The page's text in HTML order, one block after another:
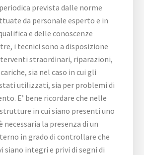
prevista dalle norme
da personale esperto e in
e delle conoscenze
i tecnici sono a disposizione
straordinari, riparazioni,
sia nel caso in cui gli
utilizzati, sia per problemi di
E’ bene ricordare che nelle
in cui siano presenti uno
la presenza di un
in grado di controllare che
integri e privi di segni di